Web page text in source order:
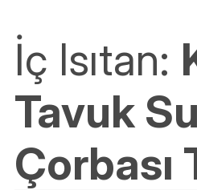
İç Isıtan:
Tavuk
Çorbası